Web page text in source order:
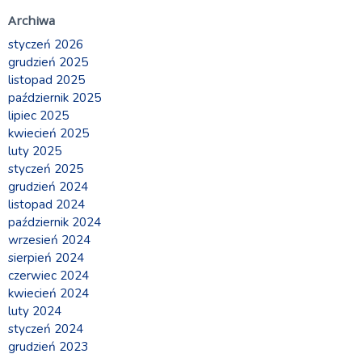
Archiwa
styczeń 2026
grudzień 2025
listopad 2025
październik 2025
lipiec 2025
kwiecień 2025
luty 2025
styczeń 2025
grudzień 2024
listopad 2024
październik 2024
wrzesień 2024
sierpień 2024
czerwiec 2024
kwiecień 2024
luty 2024
styczeń 2024
grudzień 2023